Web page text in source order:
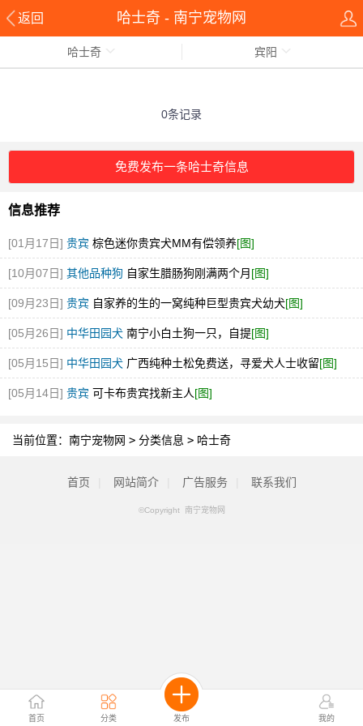
返回 哈士奇 - 南宁宠物网
首页 分类 发布 我的
哈士奇 宾阳
0条记录
免费发布一条哈士奇信息
信息推荐
[01月17日] 贵宾 棕色迷你贵宾犬MM有偿领养[图]
[10月07日] 其他品种狗 自家生腊肠狗刚满两个月 [图]
[09月23日] 贵宾 自家养的生的一窝纯种巨型贵宾犬幼犬[图]
[05月26日] 中华田园犬 南宁小白土狗一只，自提[图]
[05月15日] 中华田园犬 广西纯种土松免费送，寻爱犬人士收留[图]
[05月14日] 贵宾 可卡布贵宾找新主人[图]
当前位置： 南宁宠物网 > 分类信息 > 哈士奇
首页 网站简介 广告服务 联系我们
©Copyright 南宁宠物网